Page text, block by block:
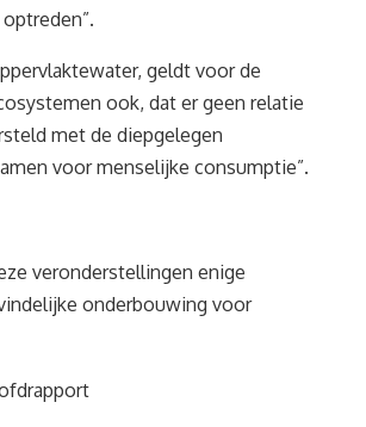
geldt voor de
ook, dat er geen relatie
met de diepgelegen
voor menselijke consumptie”.
veronderstellingen enige
onderbouwing voor